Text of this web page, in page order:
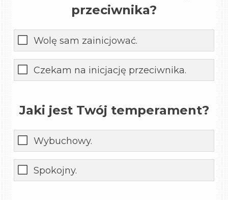
przeciwnika?
Wolę sam zainicjować.
Czekam na inicjację przeciwnika.
Jaki jest Twój temperament?
Wybuchowy.
Spokojny.